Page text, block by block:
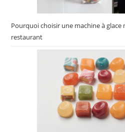
Pourquoi choisir une machine à
restaurant